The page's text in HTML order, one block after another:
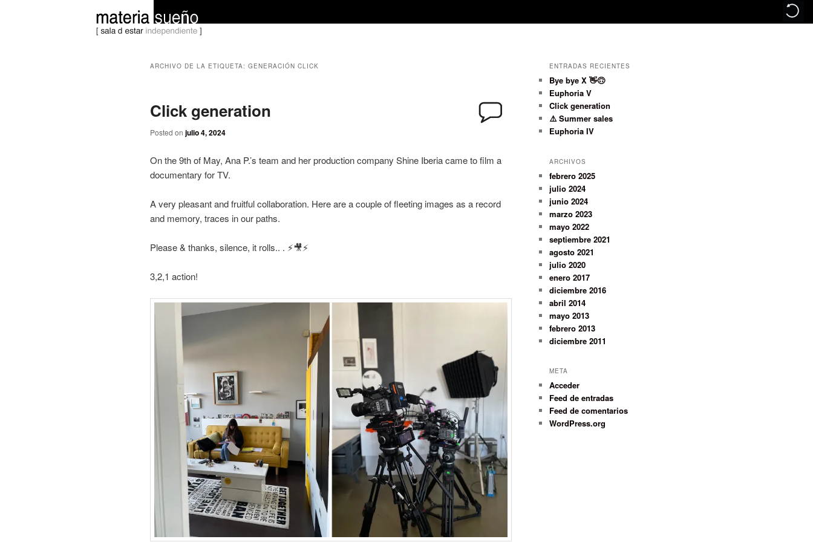
ARCHIVO DE LA ETIQUETA: GENERACIÓN CLICK
Click generation
Posted on julio 4, 2024
On the 9th of May, Ana P.’s team and her production company Shine Iberia came to film a
documentary for TV.
A very pleasant and fruitful collaboration. Here are a couple of fleeting images as a record
and memory, traces in our paths.
Please & thanks, silence, it rolls.. . ⚡️🎥⚡️
3,2,1 action!
ENTRADAS RECIENTES
Bye bye X 👋🙃
Euphoria V
Click generation
⚠️ Summer sales
Euphoria IV
ARCHIVOS
febrero 2025
julio 2024
junio 2024
marzo 2023
mayo 2022
septiembre 2021
agosto 2021
julio 2020
enero 2017
diciembre 2016
abril 2014
mayo 2013
febrero 2013
diciembre 2011
META
Acceder
Feed de entradas
Feed de comentarios
WordPress.org